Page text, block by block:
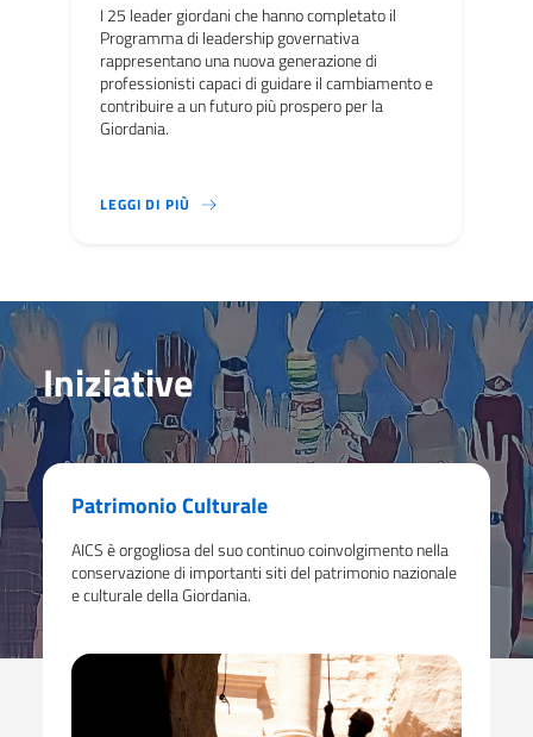
I 25 leader giordani che hanno completato il
Programma di leadership governativa
rappresentano una nuova generazione di
professionisti capaci di guidare il cambiamento e
contribuire a un futuro più prospero per la
Giordania.
LEGGI DI PIÙ I 25 LEADER GIORDANI CHE HANNO
Iniziative
Patrimonio Culturale
AICS è orgogliosa del suo continuo coinvolgimento nella
conservazione di importanti siti del patrimonio nazionale
e culturale della Giordania.